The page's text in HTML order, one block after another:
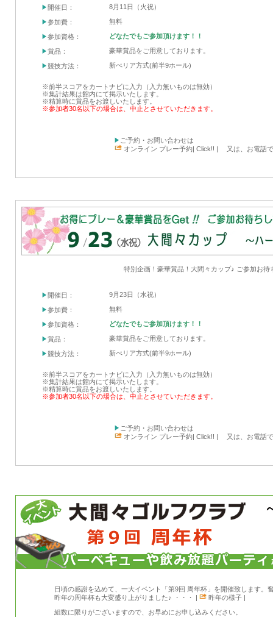
開催日： 8月11日（火祝）
参加費： 無料
参加資格： どなたでもご参加頂けます！！
賞品： 豪華賞品をご用意しております。
競技方法： 新ぺリア方式(前半9ホール)
※前半スコアをカートナビに入力（入力無いものは無効）
※集計結果は館内にて掲示いたします。
※精算時に賞品をお渡しいたします。
※参加者30名以下の場合は、中止とさせていただきます。
ご予約・お問い合わせは
オンライン プレー予約| Click!! | 又は、お電話で
特別企画！豪華賞品！大間々カップ♪ ご参加お待
開催日： 9月23日（水祝）
参加費： 無料
参加資格： どなたでもご参加頂けます！！
賞品： 豪華賞品をご用意しております。
競技方法： 新ぺリア方式(前半9ホール)
※前半スコアをカートナビに入力（入力無いものは無効）
※集計結果は館内にて掲示いたします。
※精算時に賞品をお渡しいたします。
※参加者30名以下の場合は、中止とさせていただきます。
ご予約・お問い合わせは
オンライン プレー予約| Click!! | 又は、お電話で
日頃の感謝を込めて、一大イベント「第9回 周年杯」を開催致します。
昨年の周年杯も大変盛り上がりました♪ ・・・ |
昨年の様子 |
組数に限りがございますので、お早めにお申し込みください。